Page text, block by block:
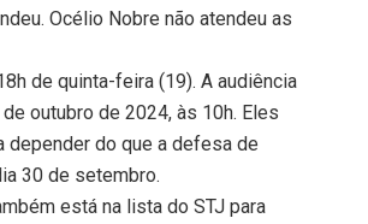
Océlio Nobre não atendeu as
de quinta-feira (19). A audiência
outubro de 2024, às 10h. Eles
depender do que a defesa de
30 de setembro.
está na lista do STJ para